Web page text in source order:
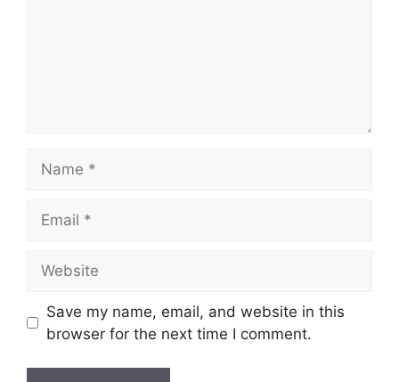
Save my name, email, and website in this
browser for the next time I comment.